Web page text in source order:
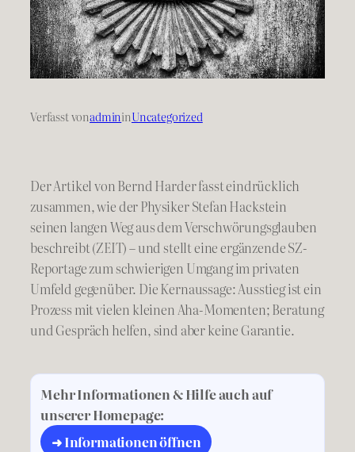
Verfasst vonadmininUncategorized
Der Artikel von Bernd Harder fasst eindrücklich
zusammen, wie der Physiker Stefan Hackstein
seinen langen Weg aus dem Verschwörungsglauben
beschreibt (ZEIT) – und stellt eine ergänzende SZ-
Reportage zum schwierigen Umgang im privaten
Umfeld gegenüber. Die Kernaussage: Ausstieg ist ein
Prozess mit vielen kleinen Aha-Momenten; Beratung
und Gespräch helfen, sind aber keine Garantie.
Mehr Informationen & Hilfe auch auf
unserer Homepage:
➜ Informationen öffnen